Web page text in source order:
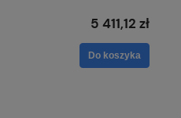
5 411,12 zł
Do koszyka